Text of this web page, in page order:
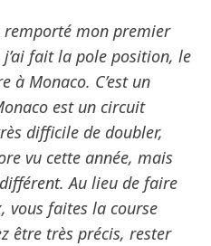
remporté mon premier
fait la pole position, le
Monaco. C’est un
est un circuit
difficile de doubler,
vu cette année, mais
Au lieu de faire
vous faites la course
être très précis, rester